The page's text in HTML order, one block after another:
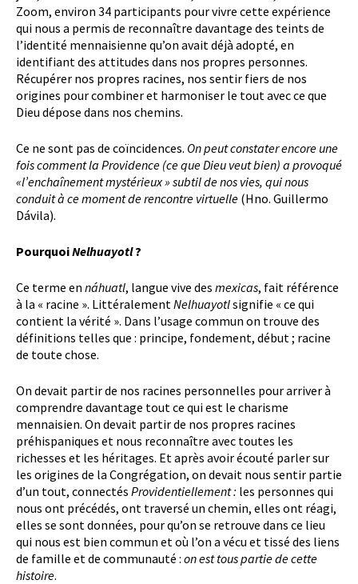
Zoom, environ 34 participants pour vivre cette expérience
qui nous a permis de reconnaître davantage des teints de
l’identité mennaisienne qu’on avait déjà adopté, en
identifiant des attitudes dans nos propres personnes.
Récupérer nos propres racines, nos sentir fiers de nos
origines pour combiner et harmoniser le tout avec ce que
Dieu dépose dans nos chemins.
Ce ne sont pas de coïncidences. On peut constater encore une
fois comment la Providence (ce que Dieu veut bien) a provoqué
«l’enchaînement mystérieux » subtil de nos vies, qui nous
conduit à ce moment de rencontre virtuelle (Hno. Guillermo
Dávila).
PourquoiNelhuayotl?
Ce terme en náhuatl, langue vive des mexicas, fait référence
à la « racine ». Littéralement Nelhuayotlsignifie « ce qui
contient la vérité ». Dans l’usage commun on trouve des
définitions telles que : principe, fondement, début ; racine
de toute chose.
On devait partir de nos racines personnelles pour arriver à
comprendre davantage tout ce qui est le charisme
mennaisien. On devait partir de nos propres racines
préhispaniques et nous reconnaître avec toutes les
richesses et les héritages. Et après avoir écouté parler sur
les origines de la Congrégation, on devait nous sentir partie
d’un tout, connectés Providentiellement : les personnes qui
nous ont précédés, ont traversé un chemin, elles ont réagi,
elles se sont données, pour qu’on se retrouve dans ce lieu
qui nous est bien commun et où l’on a vécu et tissé des liens
de famille et de communauté : on est tous partie de cette
histoire.